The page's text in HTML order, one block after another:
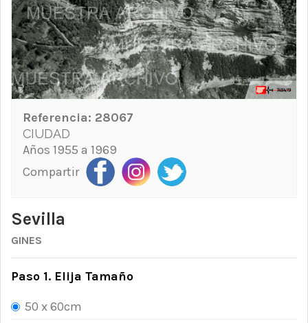
Referencia: 28067
CIUDAD
Años 1955 a 1969
Compartir
Sevilla
GINES
Paso 1. Elija Tamaño
50 x 60cm